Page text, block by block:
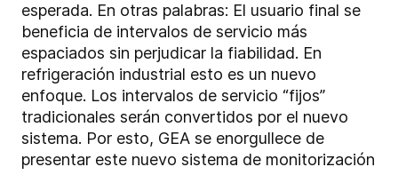
esperada. En otras palabras: El usuario final se
beneficia de intervalos de servicio más
espaciados sin perjudicar la fiabilidad. En
refrigeración industrial esto es un nuevo
enfoque. Los intervalos de servicio “fijos”
tradicionales serán convertidos por el nuevo
sistema. Por esto, GEA se enorgullece de
presentar este nuevo sistema de monitorización